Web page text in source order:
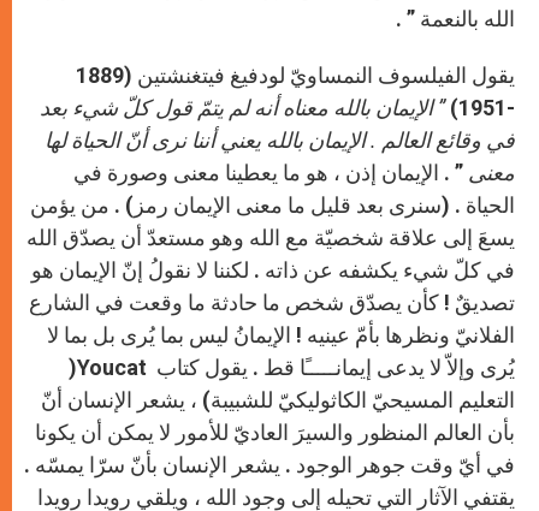
الله بالنعمة ” .
يقول الفيلسوف النمساويّ لودفيغ فيتغنشتين (1889
-1951)
” الإيمان بالله معناه أنه لم يتمّ قول كلّ شيء بعد
في وقائع العالم . الإيمان بالله يعني أننا نرى أنّ الحياة لها
معنى ” . الإيمان إذن ، هو ما يعطينا معنى وصورة في
الحياة . (سنرى بعد قليل ما معنى الإيمان رمز) . من يؤمن
يسعَ إلى علاقة شخصيّة مع الله وهو مستعدّ أن يصدّق الله
في كلّ شيء يكشفه عن ذاته . لكننا لا نقولُ إنّ الإيمان هو
تصديقٌ ! كأن يصدّق شخص ما حادثة ما وقعت في الشارع
الفلانيّ ونظرها بأمّ عينيه ! الإيمانُ ليس بما يُرى بل بما لا
يُرى وإلاّ لا يدعى إيمانـــــًا قط . يقول كتاب Youcat
(
التعليم المسيحيّ الكاثوليكيّ للشبيبة) ، يشعر الإنسان أنّ
بأن العالم المنظور والسيرَ العاديّ للأمور لا يمكن أن يكونا
في أيّ وقت جوهر الوجود . يشعر الإنسان بأنّ سرّا يمسّه .
يقتفي الآثار التي تحيله إلى وجود الله ، ويلقي رويدا رويدا